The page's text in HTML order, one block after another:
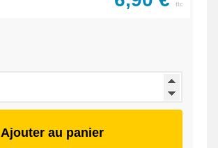
ttc
Ajouter au panier